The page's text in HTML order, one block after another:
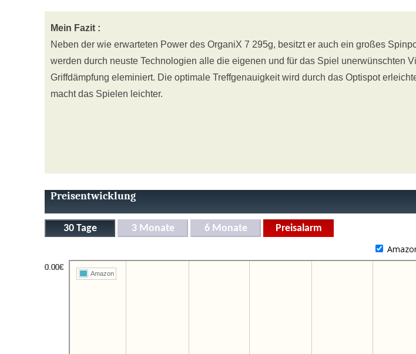
Mein Fazit :
Neben der wie erwarteten Power des OrganiX 7 295g, besitzt er auch ein großes
werden durch neuste Technologien alle die eigenen und für das Spiel unerwünschten
Griffdämpfung eleminiert. Die optimale Treffgenauigkeit wird durch das Optispot
macht das Spielen leichter.
Preisentwicklung
Amazon